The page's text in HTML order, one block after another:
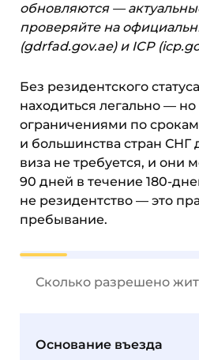
обновляются —
проверяйте на
(gdrfad.gov.ae) и ICP
Без резидентского
находиться легально —
ограничениями по
и большинства стран СНГ
виза не требуется, и они
90 дней в течение 180-
не резидентство — это
пребывание.
Сколько разрешено
Основание въезда